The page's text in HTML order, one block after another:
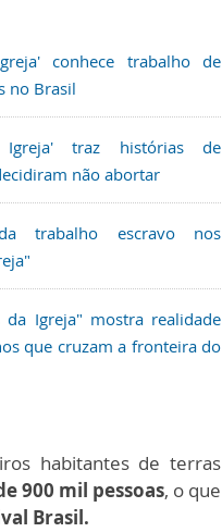
conhece trabalho de
no Brasil
Igreja' traz histórias de
não abortar
trabalho escravo nos
da Igreja" mostra realidade
que cruzam a fronteira do
habitantes de terras
900 mil pessoas, o que
Brasil.